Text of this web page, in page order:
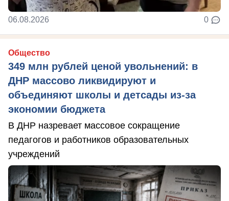
06.08.2026 0
Общество
349 млн рублей ценой увольнений: в
ДНР массово ликвидируют и
объединяют школы и детсады из-за
экономии бюджета
В ДНР назревает массовое сокращение
педагогов и работников образовательных
учреждений